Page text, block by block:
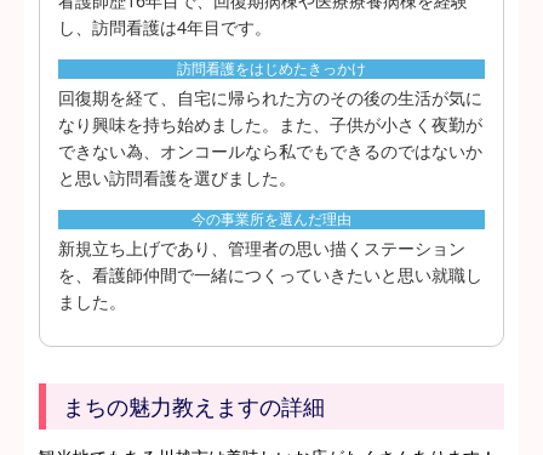
し、訪問看護は4年目です。
訪問看護をはじめたきっかけ
回復期を経て、自宅に帰られた方のその後の生活が気に
なり興味を持ち始めました。また、子供が小さく夜勤が
できない為、オンコールなら私でもできるのではないか
と思い訪問看護を選びました。
今の事業所を選んだ理由
新規立ち上げであり、管理者の思い描くステーション
を、看護師仲間で一緒につくっていきたいと思い就職し
ました。
まちの魅力教えますの詳細